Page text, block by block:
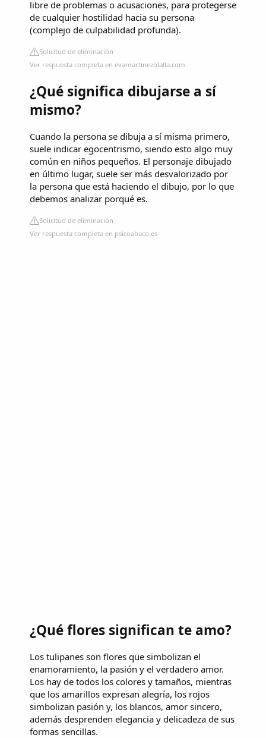
libre de problemas o acusaciones, para protegerse
de cualquier hostilidad hacia su persona
(complejo de culpabilidad profunda).
Solicitud de eliminación
Ver respuesta completa en evamartinezolalla.com
¿Qué significa dibujarse a sí
mismo?
Cuando la persona se dibuja a sí misma primero,
suele indicar egocentrismo, siendo esto algo muy
común en niños pequeños. El personaje dibujado
en último lugar, suele ser más desvalorizado por
la persona que está haciendo el dibujo, por lo que
debemos analizar porqué es.
Solicitud de eliminación
Ver respuesta completa en psicoabaco.es
¿Qué flores significan te amo?
Los tulipanes son flores que simbolizan el
enamoramiento, la pasión y el verdadero amor.
Los hay de todos los colores y tamaños, mientras
que los amarillos expresan alegría, los rojos
simbolizan pasión y, los blancos, amor sincero,
además desprenden elegancia y delicadeza de sus
formas sencillas.